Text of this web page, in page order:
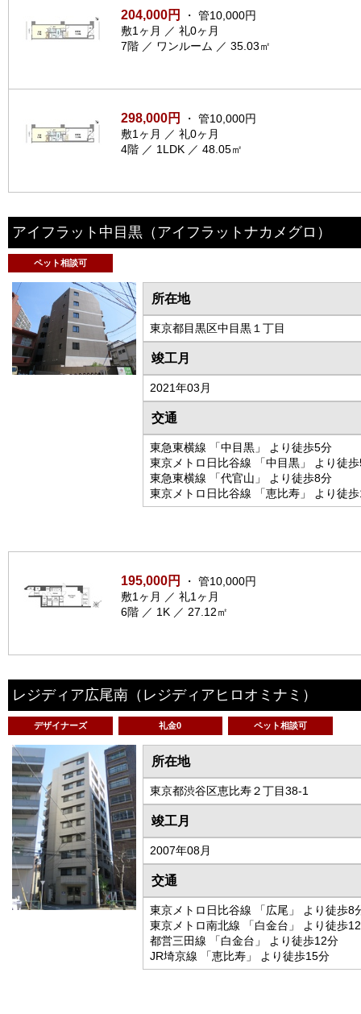
204,000円
・ 管10,000円
敷1ヶ月 ／ 礼0ヶ月
7階 ／ ワンルーム ／ 35.03㎡
298,000円
・ 管10,000円
敷1ヶ月 ／ 礼0ヶ月
4階 ／ 1LDK ／ 48.05㎡
アイフラット中目黒 （アイフラットナカメグロ）
ペット相談可
所在地
東京都目黒区中目黒１丁目
竣工月
2021年03月
交通
東急東横線 「中目黒」 より徒歩5分
東京メトロ日比谷線 「中目黒」 より徒
東急東横線 「代官山」 より徒歩8分
東京メトロ日比谷線 「恵比寿」 より徒
195,000円
・ 管10,000円
敷1ヶ月 ／ 礼1ヶ月
6階 ／ 1K ／ 27.12㎡
レジディア広尾南 （レジディアヒロオミナミ）
デザイナーズ 礼金0 ペット相談可
所在地
東京都渋谷区恵比寿２丁目38-1
竣工月
2007年08月
交通
東京メトロ日比谷線 「広尾」 より徒歩8
東京メトロ南北線 「白金台」 より徒歩
都営三田線 「白金台」 より徒歩12分
JR埼京線 「恵比寿」 より徒歩15分